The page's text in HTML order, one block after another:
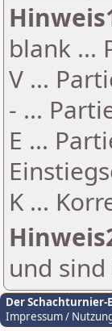
blank ...
V ...
- ...
E ...
K ...
und
Der Schachturnier-
Impressum /